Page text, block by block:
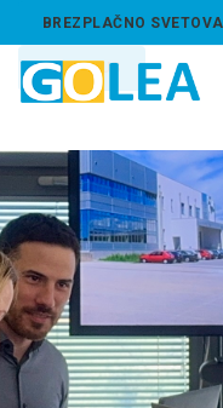
BREZPLAČNO
ABOUT US